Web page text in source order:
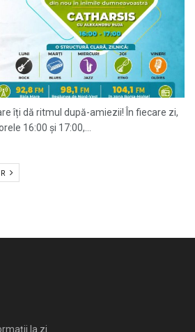
îți dă ritmul după-amiezii! În fiecare zi,
16:00 și 17:00,...
la zi